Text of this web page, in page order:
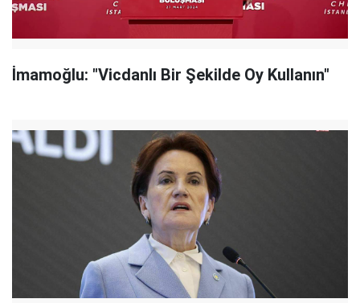
İmamoğlu: "Vicdanlı Bir Şekilde Oy Kullanın"